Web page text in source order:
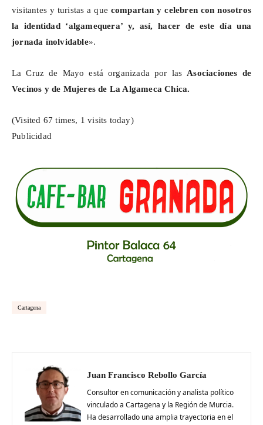
visitantes y turistas a que compartan y celebren con nosotros
la identidad ‘algamequera’ y, así, hacer de este día una
jornada inolvidable».
La Cruz de Mayo está organizada por las Asociaciones de
Vecinos y de Mujeres de La Algameca Chica.
(Visited 67 times, 1 visits today)
Publicidad
Cartagena
Juan Francisco Rebollo García
Consultor en comunicación y analista político
vinculado a Cartagena y la Región de Murcia.
Ha desarrollado una amplia trayectoria en el